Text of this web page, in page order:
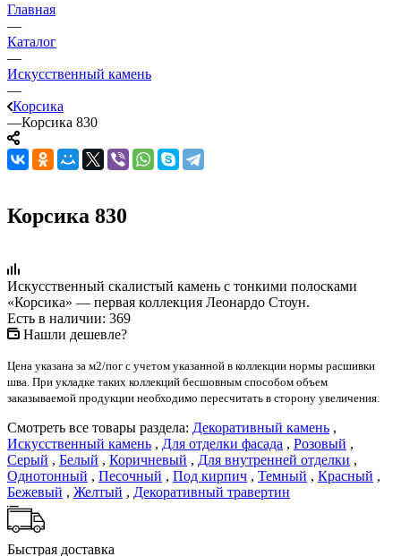
Главная
—
Каталог
—
Искусственный камень
—
Корсика
—Корсика 830
Корсика 830
Искусственный скалистый камень с тонкими полосками
«Корсика» — первая коллекция Леонардо Стоун.
Есть в наличии: 369
Нашли дешевле?
Цена указана за м2/пог с учетом указанной в коллекции нормы расшивки
шва. При укладке таких коллекций бесшовным способом объем
заказываемой продукции необходимо пересчитать в сторону увеличения.
Смотреть все товары раздела: Декоративный камень ,
Искусственный камень , Для отделки фасада , Розовый ,
Серый , Белый , Коричневый , Для внутренней отделки ,
Однотонный , Песочный , Под кирпич , Темный , Красный ,
Бежевый , Желтый , Декоративный травертин
Быстрая доставка